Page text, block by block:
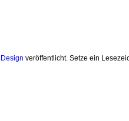
Design veröffentlicht. Setze ein